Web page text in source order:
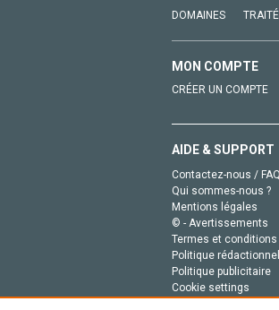
DOMAINES
MON COMPTE
CRÉER UN COMPTE
AIDE & SUPPORT
Contactez-nous / FAQ
Qui sommes-nous ?
Mentions légales
© - Avertissements
Termes et
Politique
Politique publicitaire
Cookie settings